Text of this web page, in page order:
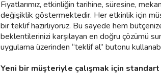
Fiyatlarımız, etkinliğin tarihine, süresine,
değişiklik göstermektedir. Her etkinlik için
bir teklif hazırlıyoruz. Bu sayede hem
beklentilerinizi karşılayan en doğru çözümü
uygulama üzerinden “teklif al” butonu
Yeni bir müşteriyle çalışmak için standart